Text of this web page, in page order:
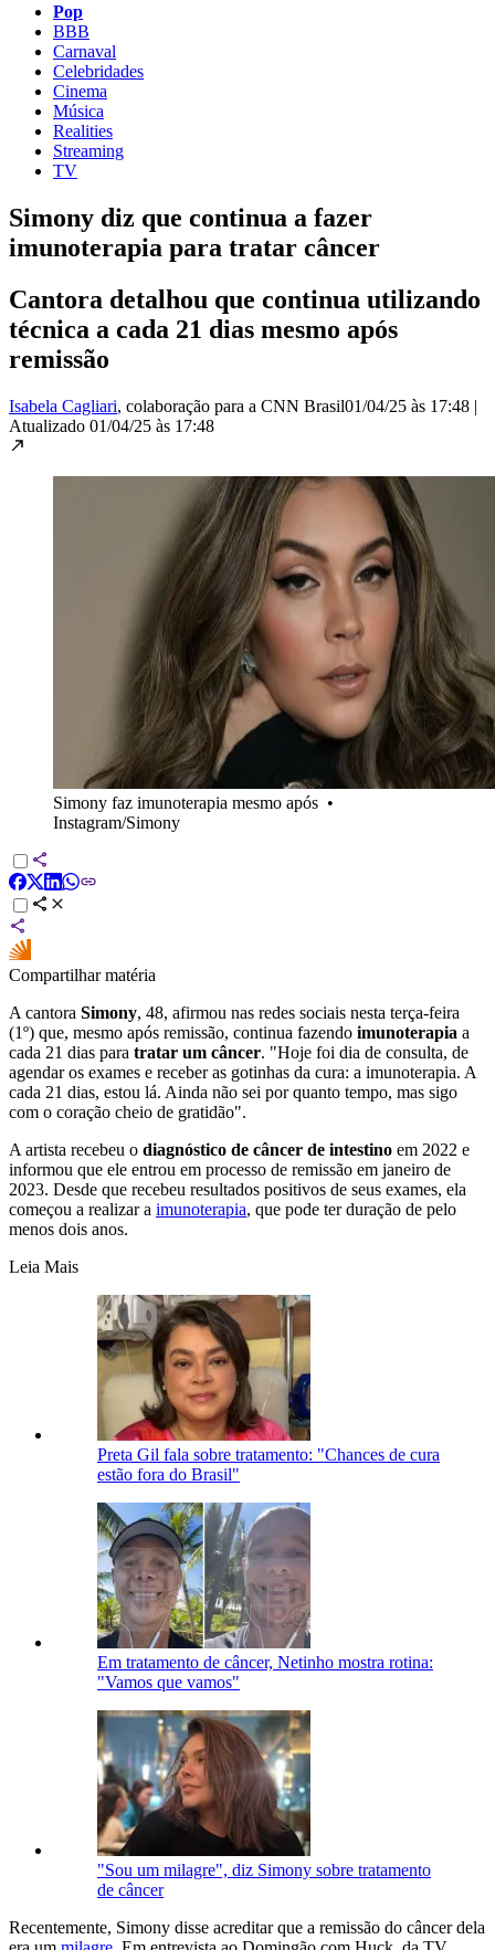
Pop
BBB
Carnaval
Celebridades
Cinema
Música
Realities
Streaming
TV
Simony diz que continua a fazer
imunoterapia para tratar câncer
Cantora detalhou que continua utilizando
técnica a cada 21 dias mesmo após
remissão
Isabela Cagliari, colaboração para a CNN Brasil01/04/25 às 17:48 |
Atualizado 01/04/25 às 17:48
Simony faz imunoterapia mesmo após •
Instagram/Simony
Compartilhar matéria
A cantora Simony, 48, afirmou nas redes sociais nesta terça-feira
(1º) que, mesmo após remissão, continua fazendo imunoterapia a
cada 21 dias para tratar um câncer. "Hoje foi dia de consulta, de
agendar os exames e receber as gotinhas da cura: a imunoterapia. A
cada 21 dias, estou lá. Ainda não sei por quanto tempo, mas sigo
com o coração cheio de gratidão".
A artista recebeu o diagnóstico de câncer de intestino em 2022 e
informou que ele entrou em processo de remissão em janeiro de
2023. Desde que recebeu resultados positivos de seus exames, ela
começou a realizar a imunoterapia, que pode ter duração de pelo
menos dois anos.
Leia Mais
Preta Gil fala sobre tratamento: "Chances de cura
estão fora do Brasil"
Em tratamento de câncer, Netinho mostra rotina:
"Vamos que vamos"
"Sou um milagre", diz Simony sobre tratamento
de câncer
Recentemente, Simony disse acreditar que a remissão do câncer dela